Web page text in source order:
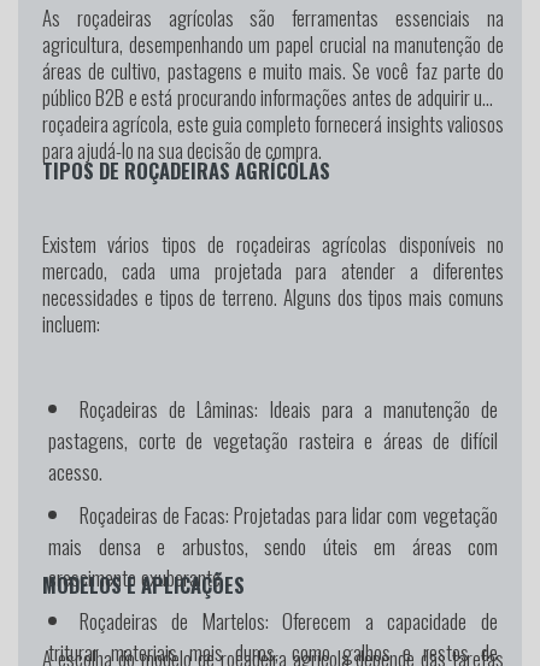
As roçadeiras agrícolas são ferramentas essenciais na
agricultura, desempenhando um papel crucial na manutenção de
áreas de cultivo, pastagens e muito mais. Se você faz parte do
público B2B e está procurando informações antes de adquirir uma
roçadeira agrícola, este guia completo fornecerá insights valiosos
para ajudá-lo na sua decisão de compra.
TIPOS DE ROÇADEIRAS AGRÍCOLAS
Existem vários tipos de roçadeiras agrícolas disponíveis no
mercado, cada uma projetada para atender a diferentes
necessidades e tipos de terreno. Alguns dos tipos mais comuns
incluem:
Roçadeiras de Lâminas: Ideais para a manutenção de
pastagens, corte de vegetação rasteira e áreas de difícil
acesso.
Roçadeiras de Facas:Projetadas para lidar com vegetação
mais densa e arbustos, sendo úteis em áreas com
crescimento exuberante.
Roçadeiras de Martelos: Oferecem a capacidade de
triturar materiais mais duros, como galhos e restos de
MODELOS E APLICAÇÕES
A escolha do modelo de roçadeira agrícola depende das tarefas